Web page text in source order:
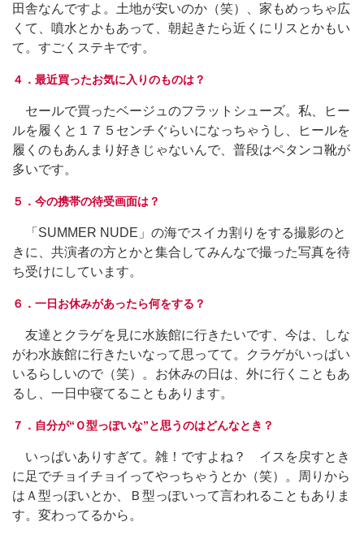
田舎なんですよ。土地が安いのか（笑）、家もめっちゃ広
くて、噴水とかもあって、朝起きたら近くにリスとかもい
て。すごくステキです。
４．最近買ったお気に入りのものは？
セールで買ったベージュのフラットシューズ。私、ヒー
ルを履くと１７５センチぐらいになっちゃうし、ヒールを
履くのもあんまり好きじゃないんで、普段はペタンコ靴が
多いです。
５．今の携帯の待受画面は？
「SUMMER NUDE」の海でスイカ割りをする撮影のと
きに、共演者の方とかと集合してみんなで撮った写真を待
ち受けにしています。
６．一日お休みがあったら何をする？
友達とクラゲを見に水族館に行きたいです、今は、しな
がわ水族館に行きたいなって思ってて。クラゲがいっぱい
いるらしいので（笑）。お休みの日は、外に行くこともあ
るし、一日中寝てることもあります。
７．自分が“Ｏ型っぽいな”と思うのはどんなとき？
いっぱいありすぎて。雑！ですよね？ イスを戻すとき
に足でチョイチョイってやっちゃうとか（笑）。周りから
はＡ型っぽいとか、Ｂ型っぽいって言われることもありま
す。変わってるから。